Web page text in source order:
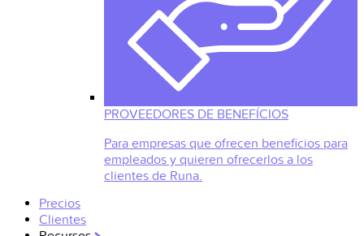
PROVEEDORES DE BENEFÍCIOS
Para empresas que ofrecen beneficios para
empleados y quieren ofrecerlos a los
clientes de Runa.
Precios
Clientes